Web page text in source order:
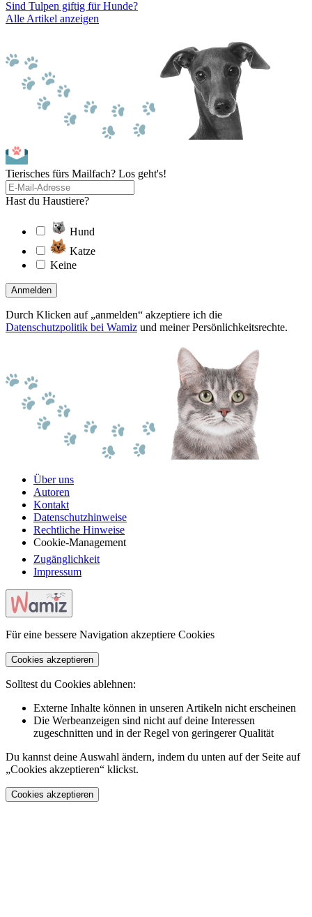
Sind Tulpen giftig für Hunde?
Alle Artikel anzeigen
Tierisches fürs Mailfach? Los geht's!
Hast du Haustiere?
Hund
Katze
Keine
Anmelden
Durch Klicken auf „anmelden“ akzeptiere ich die
Datenschutzpolitik bei Wamiz und meiner Persönlichkeitsrechte.
Über uns
Autoren
Kontakt
Datenschutzhinweise
Rechtliche Hinweise
Cookie-Management
Zugänglichkeit
Impressum
Für eine bessere Navigation akzeptiere Cookies
Cookies akzeptieren
Solltest du Cookies ablehnen:
Externe Inhalte können in unseren Artikeln nicht erscheinen
Die Werbeanzeigen sind nicht auf deine Interessen
zugeschnitten und in der Regel von geringerer Qualität
Du kannst deine Auswahl ändern, indem du unten auf der Seite auf
„Cookies akzeptieren“ klickst.
Cookies akzeptieren